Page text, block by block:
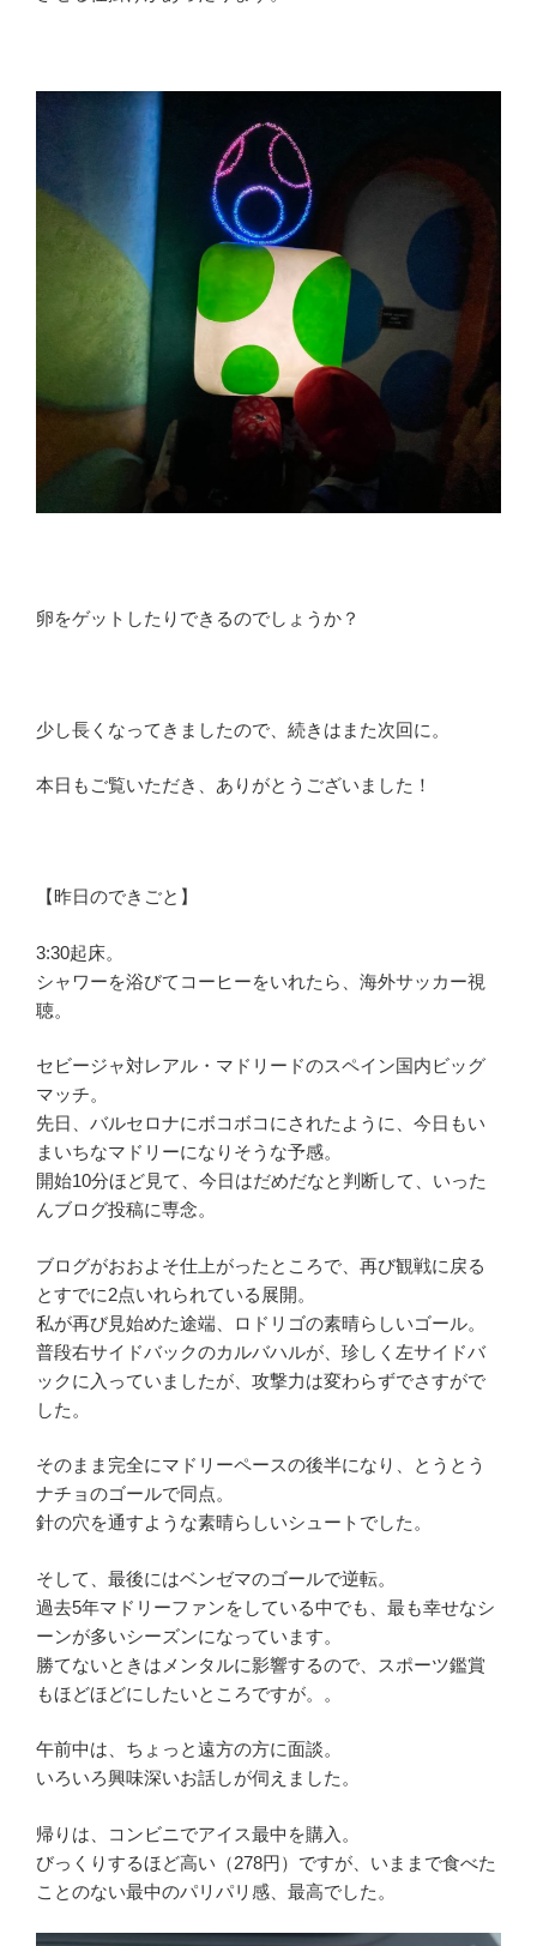
卵をゲットしたりできるのでしょうか？
少し長くなってきましたので、続きはまた次回に。
本日もご覧いただき、ありがとうございました！
【昨日のできごと】
3:30起床。
シャワーを浴びてコーヒーをいれたら、海外サッカー視
聴。
セビージャ対レアル・マドリードのスペイン国内ビッグ
マッチ。
先日、バルセロナにボコボコにされたように、今日もい
まいちなマドリーになりそうな予感。
開始10分ほど見て、今日はだめだなと判断して、いった
んブログ投稿に専念。
ブログがおおよそ仕上がったところで、再び観戦に戻る
とすでに2点いれられている展開。
私が再び見始めた途端、ロドリゴの素晴らしいゴール。
普段右サイドバックのカルバハルが、珍しく左サイドバ
ックに入っていましたが、攻撃力は変わらずでさすがで
した。
そのまま完全にマドリーペースの後半になり、とうとう
ナチョのゴールで同点。
針の穴を通すような素晴らしいシュートでした。
そして、最後にはベンゼマのゴールで逆転。
過去5年マドリーファンをしている中でも、最も幸せなシ
ーンが多いシーズンになっています。
勝てないときはメンタルに影響するので、スポーツ鑑賞
もほどほどにしたいところですが。。
午前中は、ちょっと遠方の方に面談。
いろいろ興味深いお話しが伺えました。
帰りは、コンビニでアイス最中を購入。
びっくりするほど高い（278円）ですが、いままで食べた
ことのない最中のパリパリ感、最高でした。